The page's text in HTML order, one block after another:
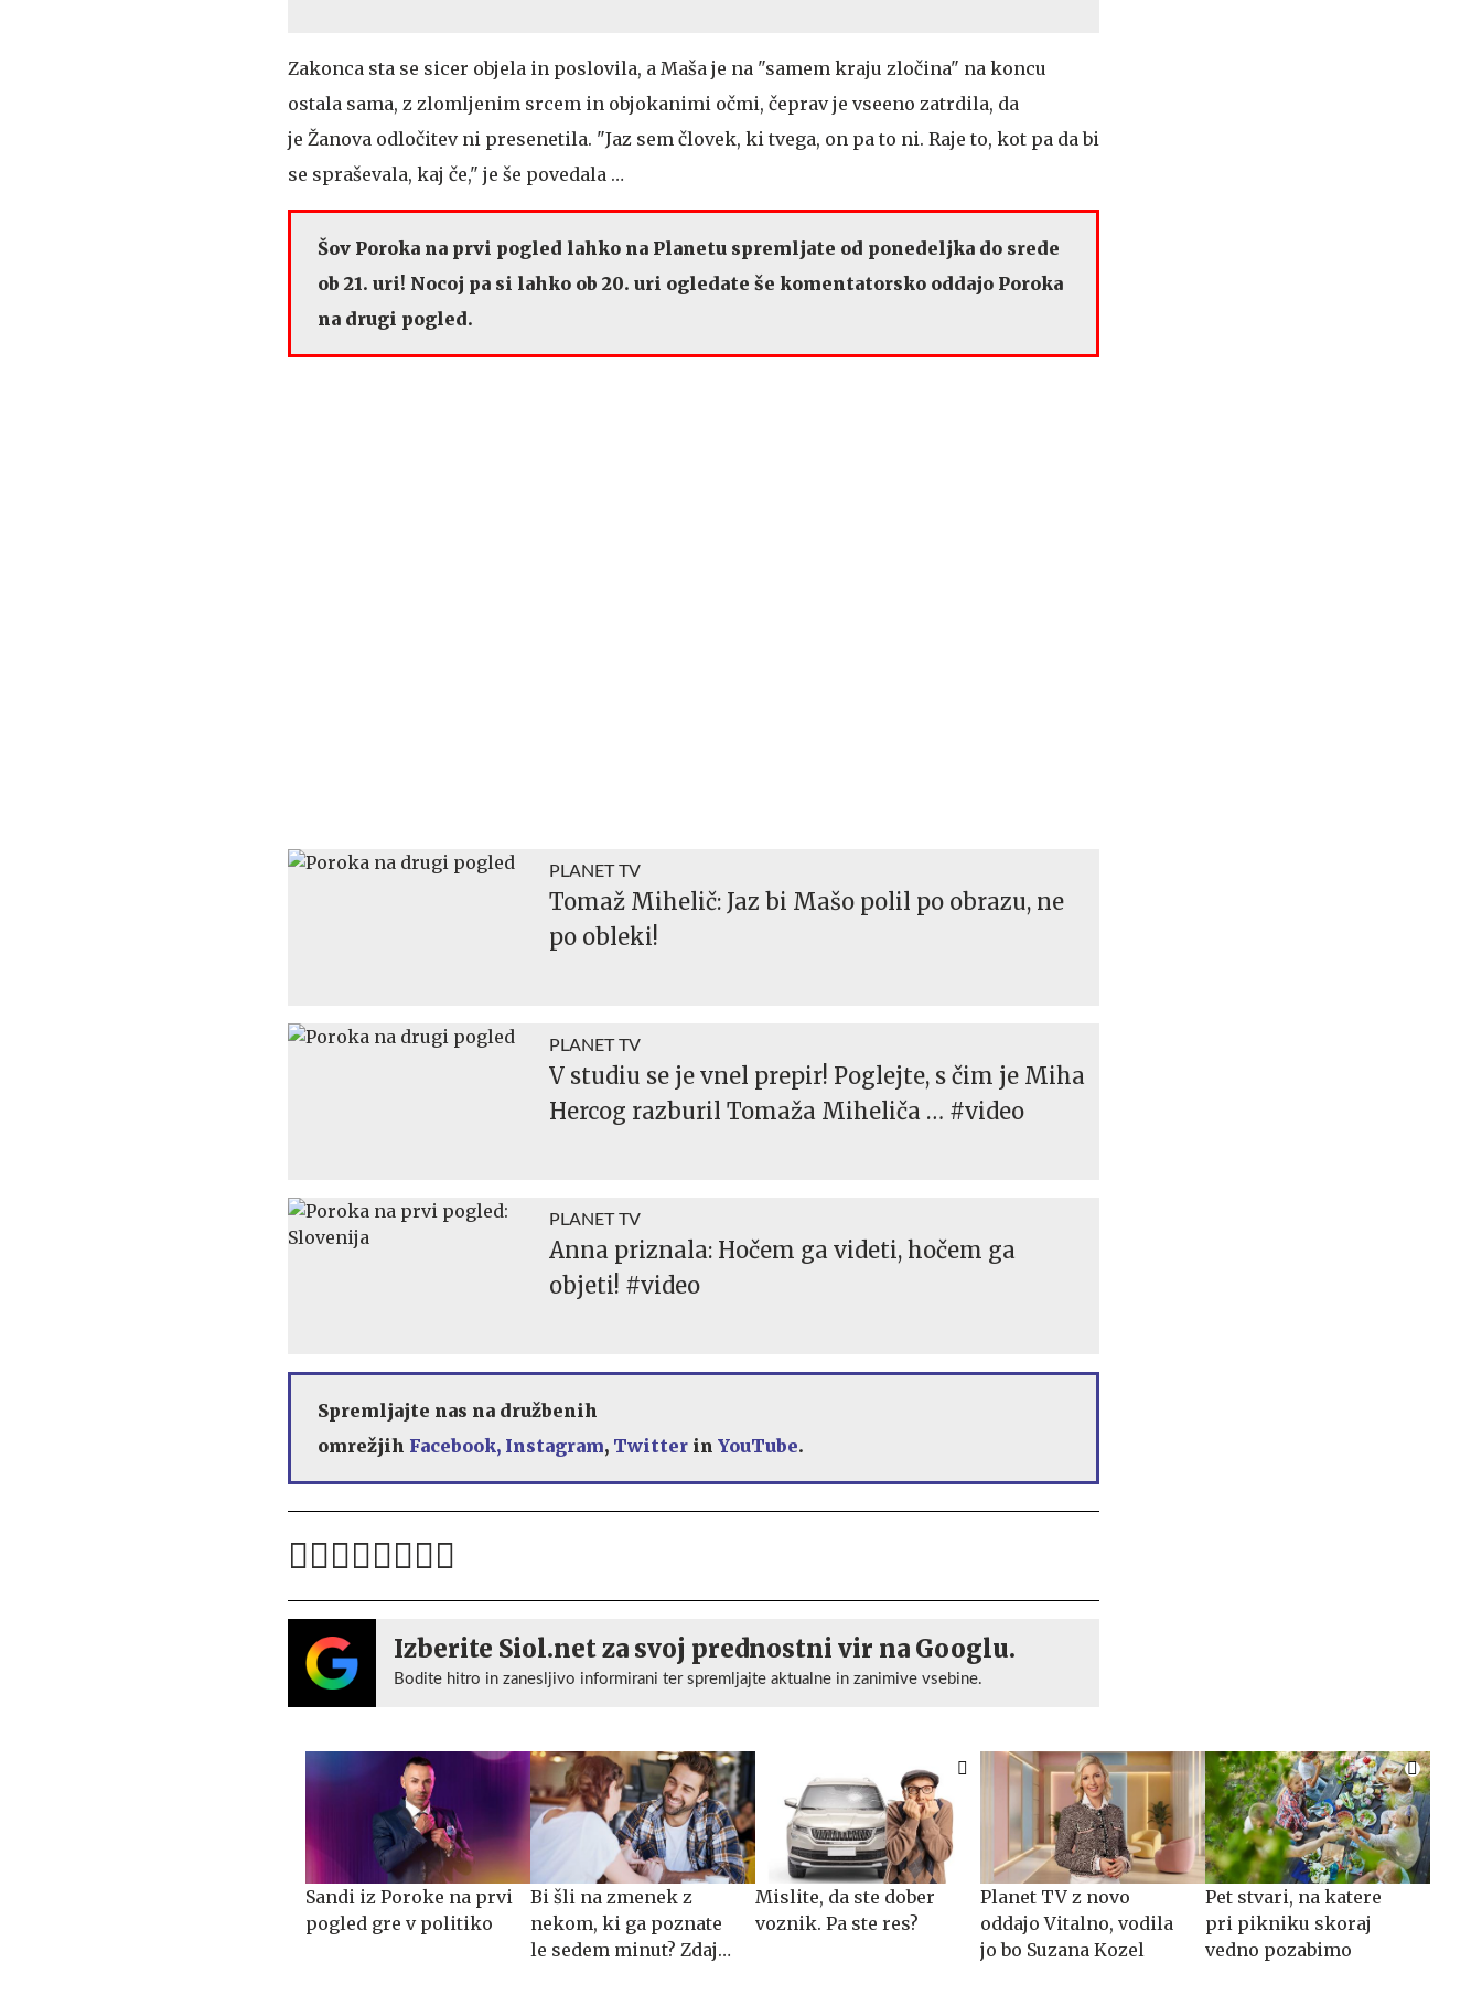
Zakonca sta se sicer objela in poslovila, a Maša je na "samem kraju zločina" na koncu
ostala sama, z zlomljenim srcem in objokanimi očmi, čeprav je vseeno zatrdila, da
je Žanova odločitev ni presenetila. "Jaz sem človek, ki tvega, on pa to ni. Raje to, kot pa da bi
se spraševala, kaj če," je še povedala …
Šov Poroka na prvi pogled lahko na Planetu spremljate od ponedeljka do srede
ob 21. uri! Nocoj pa si lahko ob 20. uri ogledate še komentatorsko oddajo Poroka
na drugi pogled.
PLANET TV
Tomaž Mihelič: Jaz bi Mašo polil po obrazu, ne
po obleki!
PLANET TV
V studiu se je vnel prepir! Poglejte, s čim je Miha
Hercog razburil Tomaža Miheliča … #video
PLANET TV
Anna priznala: Hočem ga videti, hočem ga
objeti! #video
Spremljajte nas na družbenih
omrežjih Facebook, Instagram, Twitter in YouTube.
Izberite Siol.net za svoj prednostni vir na Googlu.
Bodite hitro in zanesljivo informirani ter spremljajte aktualne in zanimive vsebine.
Sandi iz Poroke na prvi
pogled gre v politiko
Bi šli na zmenek z
nekom, ki ga poznate
le sedem minut? Zdaj
Mislite, da ste dober
voznik. Pa ste res?
Planet TV z novo
oddajo Vitalno, vodila
jo bo Suzana Kozel
Pet stvari, na katere
pri pikniku skoraj
vedno pozabimo